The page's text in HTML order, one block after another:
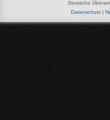
Deutsche
Datenschutz|